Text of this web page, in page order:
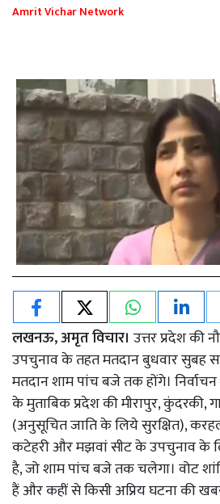
Amrit Vichar Network
लखनऊ, अमृत विचार। उत्तर प्रदेश की
उपचुनाव के तहत मतदान बुधवार सुबह
मतदान शाम पांच बजे तक होंगे।
के मुताबिक प्रदेश की मीरापुर, कुंदरकी,
(अनुसूचित जाति के लिये सुरक्षित),
कटेहरी और मझवां सीट के उपचुनाव के
है, जो शाम पांच बजे तक चलेगा। वोट
हैं और कहीं से किसी अप्रिय घटना की